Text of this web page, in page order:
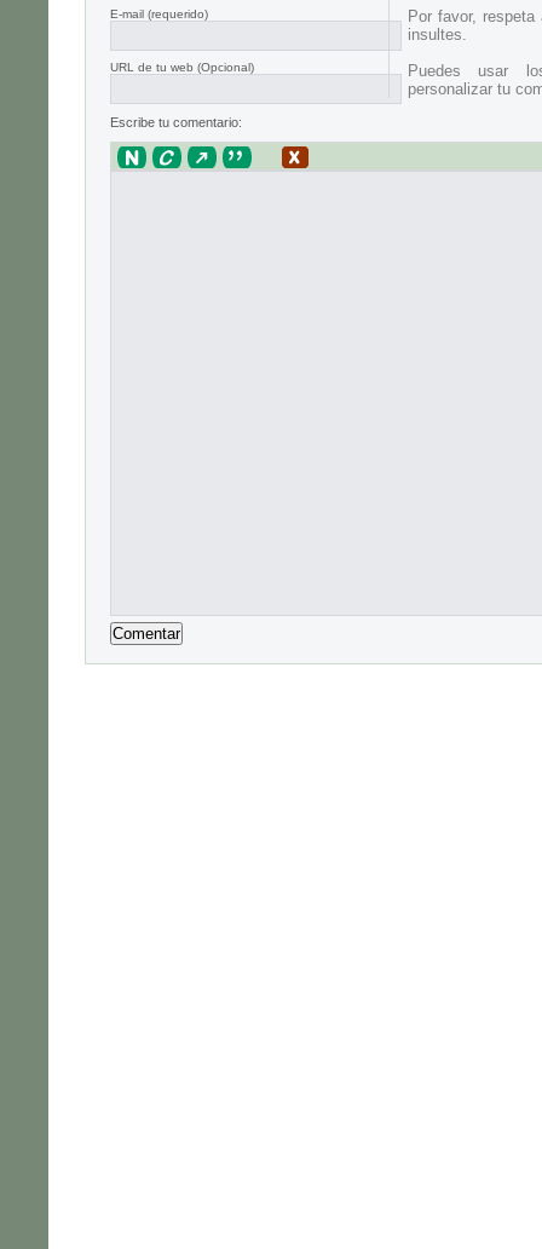
E-mail (requerido)
URL de tu web (Opcional)
Por favor,
insultes.
Puedes usar
personalizar tu
Escribe tu comentario: